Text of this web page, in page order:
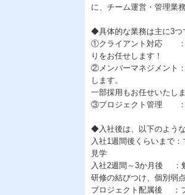
に、チーム運営・管理業
◆具体的な業務は主に3つ
①クライアント対応 ：業
りをお任せします！
②メンバーマネジメント
します。
一部採用もお任せいたし
③プロジェクト管理 ：
◆入社後は、以下のよう
入社1週間後くらいまで
見学
入社2週間～3か月後 ：
研修の結びつけ、個別弱
プロジェクト配属後 ：